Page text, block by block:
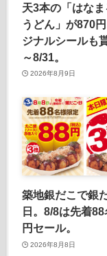
天3本の「はな
うどん」が870
ジナルシールも
～8/31。
2026年8月9日
築地銀だこで銀
日。8/8は先着
円セール。
2026年8月8日